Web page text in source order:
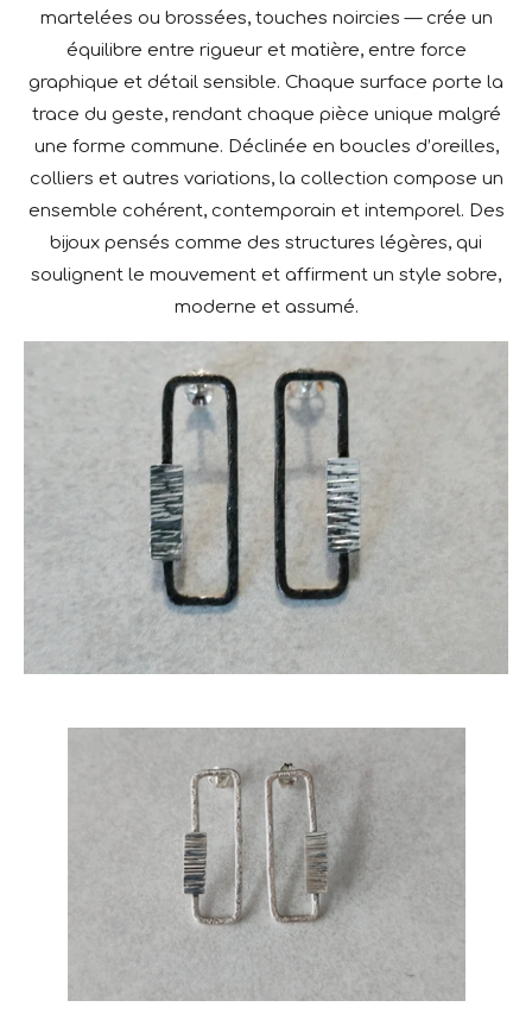
martelées ou brossées, touches noircies — crée un
équilibre entre rigueur et matière, entre force
graphique et détail sensible. Chaque surface porte la
trace du geste, rendant chaque pièce unique malgré
une forme commune. Déclinée en boucles d’oreilles,
colliers et autres variations, la collection compose un
ensemble cohérent, contemporain et intemporel. Des
bijoux pensés comme des structures légères, qui
soulignent le mouvement et affirment un style sobre,
moderne et assumé.